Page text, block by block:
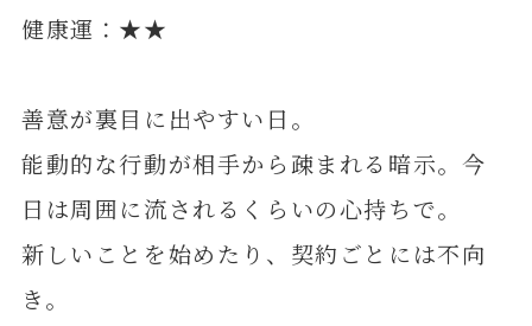
健康運：★★
善意が裏目に出やすい日。
能動的な行動が相手から疎まれる暗示。今
日は周囲に流されるくらいの心持ちで。
新しいことを始めたり、契約ごとには不向
き。